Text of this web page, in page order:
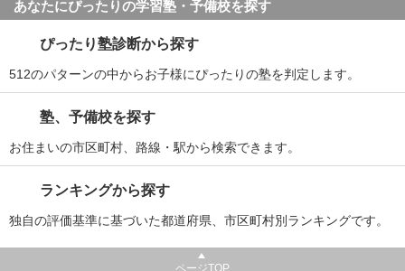
あなたにぴったりの学習塾・予備校を探す
ぴったり塾診断から探す
512のパターンの中からお子様にぴったりの塾を判定します。
塾、予備校を探す
お住まいの市区町村、路線・駅から検索できます。
ランキングから探す
独自の評価基準に基づいた都道府県、市区町村別ランキングです。
ページTOP